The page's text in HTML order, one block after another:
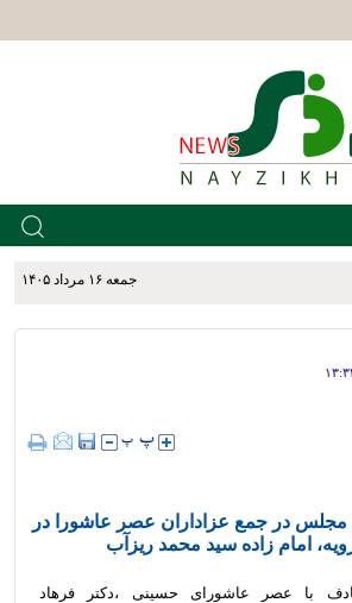
جمعه ۱۶ مرداد ۱۴۰۵
مجلس در جمع عزاداران عصر عاشورا در
امام زاده سید محمد ریزآب
با عصر عاشورای حسینی ،دکتر فرهاد